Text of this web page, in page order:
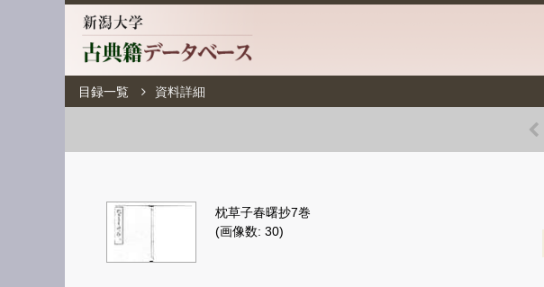
目録一覧 資料詳細
枕草子春曙抄7巻
(画像数: 30)